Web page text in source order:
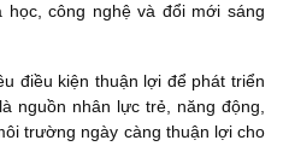
công nghệ và đổi mới sáng
điều kiện thuận lợi để phát triển
nguồn nhân lực trẻ, năng động,
trường ngày càng thuận lợi cho